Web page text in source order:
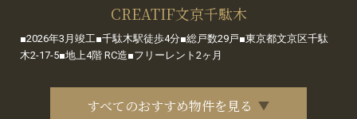
CREATIF文京千駄木
■2026年3月竣工■千駄木駅徒歩4分■総戸数29戸■東京都文京区千駄
木2-17-5■地上4階 RC造■フリーレント2ヶ月
すべてのおすすめ物件を見る